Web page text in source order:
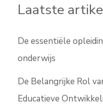
Laatste
De essentiële
onderwijs
De Belangrijke Rol
Educatieve